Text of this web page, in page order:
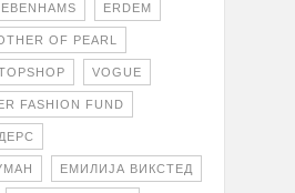
ERDEM
OF PEARL
VOGUE
FASHION FUND
ЕМИЛИЈА ВИКСТЕД